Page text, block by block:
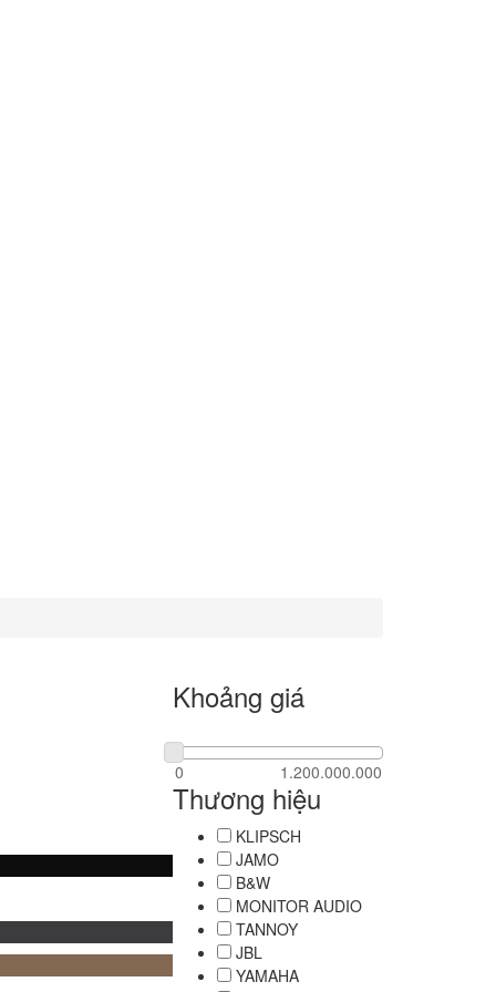
Khoảng giá
Thương hiệu
KLIPSCH
JAMO
B&W
MONITOR AUDIO
TANNOY
JBL
YAMAHA